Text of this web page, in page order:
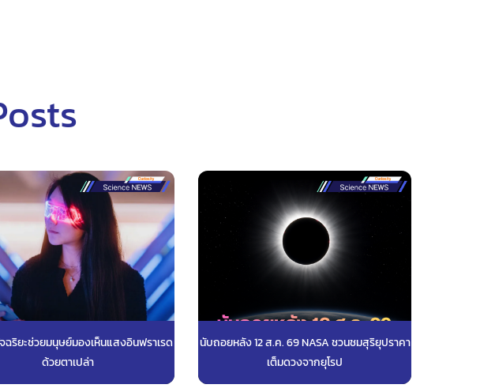
ฉริยะช่วยมนุษย์มองเห็นแสงอินฟราเรด
ด้วยตาเปล่า
นับถอยหลัง 12 ส.ค. 69 NASA ชวนชมสุริยุปราคา
เต็มดวงจากยุโรป